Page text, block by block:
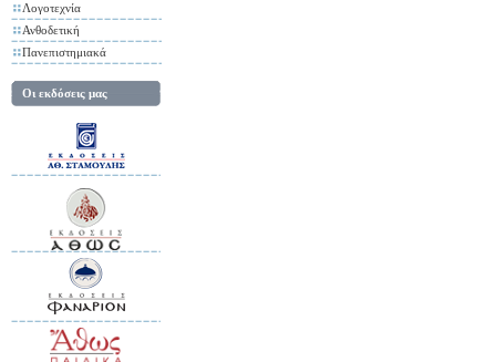
Λογοτεχνία
Ανθοδετική
Πανεπιστημιακά
Οι εκδόσεις μας